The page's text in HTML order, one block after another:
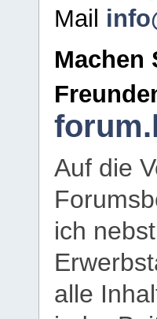
Mail
Machen
Auf die
ich
alle